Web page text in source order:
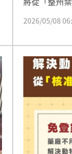
形
氣 12:00
！ 10:30
糕餅商業同
入關，且我
府也會採嚴
2026/05/08